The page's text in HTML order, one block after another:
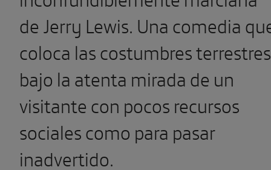
de Jerry Lewis. Una comedia
coloca las costumbres terrestres
bajo la atenta mirada de un
visitante con pocos recursos
sociales como para pasar
inadvertido.